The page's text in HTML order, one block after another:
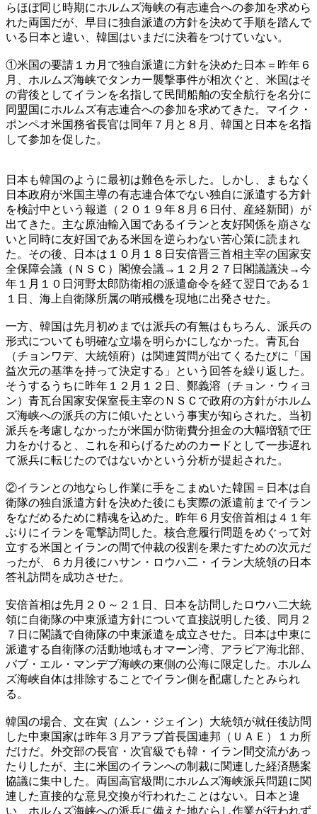
らほぼ同じ時期にホルムズ海峡の有志連合への参加を求めら
れた両国だが、早目に独自派遣の方針を決めて手順を踏んで
いる日本と違い、韓国はいまだに決着をつけていない。
①米国の要請１カ月で独自派遣に方針を決めた日本＝昨年６
月、ホルムズ海峡でタンカー襲撃事件が相次ぐと、米国はそ
の背後としてイランを名指して民間船舶の安全航行を名分に
同盟国にホルムズ有志連合への参加を求めてきた。マイク・
ポンペオ米国務省長官は同年７月と８月、韓国と日本を名指
して参加を促した。
日本も韓国のように最初は難色を示した。しかし、まもなく
日本政府が米国主導の有志連合体でない独自に派遣する方針
を検討中という報道（２０１９年８月６日付、産経新聞）が
出てきた。主な原油輸入国であるイランと友好関係を崩さな
いと同時に友好国である米国を逆らわない苦心策に読まれ
た。その後、日本は１０月１８日安倍晋三首相主宰の国家安
全保障会議（ＮＳＣ）閣僚会議→１２月２７日閣議議決→今
年１月１０日河野太郎防衛相の派遣命令を経て翌日である１
１日、海上自衛隊所属の哨戒機を現地に出発させた。
一方、韓国は先月初めまでは派兵の有無はもちろん、派兵の
形式についても明確な立場を明らかにしなかった。青瓦台
（チョンワデ、大統領府）は関連質問が出てくるたびに「国
益次元の基準を持って決定する」という回答を繰り返した。
そうするうちに昨年１２月１２日、鄭義溶（チョン・ウィヨ
ン）青瓦台国家安保室長主宰のＮＳＣで政府の方針がホルム
ズ海峡への派兵の方に傾いたという事実が知らされた。当初
派兵を考慮しなかったが米国が防衛費分担金の大幅増額で圧
力をかけると、これを和らげるためのカードとして一歩遅れ
て派兵に転じたのではないかという分析が提起された。
②イランとの地ならし作業に手をこまぬいた韓国＝日本は自
衛隊の独自派遣方針を決めた後にも実際の派遣前までイラン
をなだめるために精魂を込めた。昨年６月安倍首相は４１年
ぶりにイランを電撃訪問した。核合意履行問題をめぐって対
立する米国とイランの間で仲裁の役割を果たすための次元だ
ったが、６カ月後にハサン・ロウハ二・イラン大統領の日本
答礼訪問を成功させた。
安倍首相は先月２０～２１日、日本を訪問したロウハ二大統
領に自衛隊の中東派遣方針について直接説明した後、同月２
７日に閣議で自衛隊の中東派遣を成立させた。日本は中東に
派遣する自衛隊の活動地域もオマーン湾、アラビア海北部、
バブ・エル・マンデブ海峡の東側の公海に限定した。ホルム
ズ海峡自体は排除することでイラン側を配慮したとみられ
る。
韓国の場合、文在寅（ムン・ジェイン）大統領が就任後訪問
した中東国家は昨年３月アラブ首長国連邦（ＵＡＥ）１カ所
だけだ。外交部の長官・次官級でも韓・イラン間交流があっ
たりしたが、主に米国のイランへの制裁に関連した経済懸案
協議に集中した。両国高官級間にホルムズ海峡派兵問題に関
連した直接的な意見交換が行われたことはない。日本と違
い、ホルムズ海峡への派兵に備えた地ならし作業が行われず